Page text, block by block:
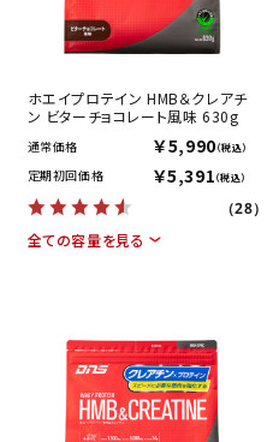
ホエイプロテイン HMB＆クレアチ
ン ビターチョコレート風味 630g
通常価格 ￥5,990（税込）
定期初回価格 ￥5,391（税込）
（28）
全ての容量を見る